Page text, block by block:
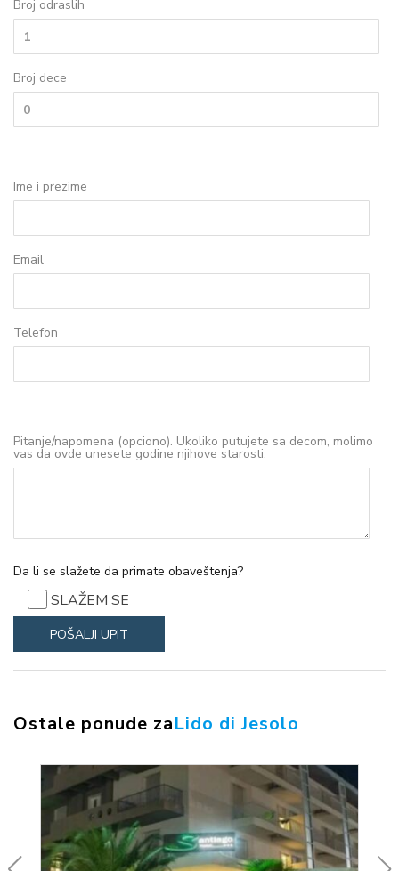
Broj odraslih
Broj dece
Ime i prezime
Email
Telefon
Pitanje/napomena (opciono). Ukoliko putujete sa decom, molimo
vas da ovde unesete godine njihove starosti.
Da li se slažete da primate obaveštenja?
SLAŽEM SE
Ostale ponude zaLido di Jesolo